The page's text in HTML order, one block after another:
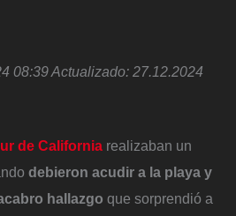
08:39Actualizado: 27.12.2024
de California realizaban un
debieron acudir a la playa y
hallazgo que sorprendió a